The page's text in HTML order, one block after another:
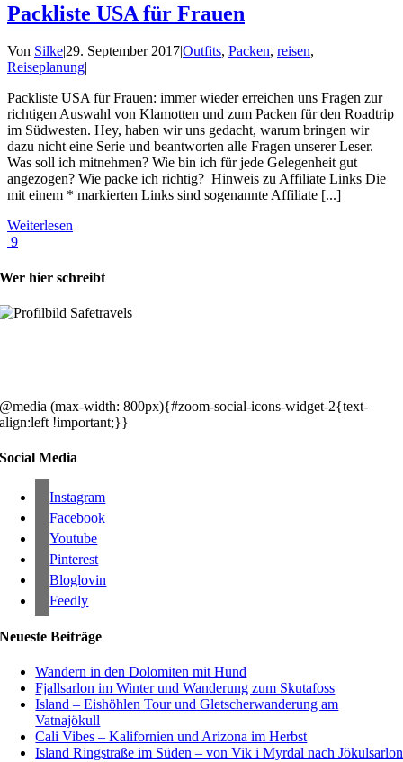
Packliste USA für Frauen
Von Silke|29. September 2017|Outfits, Packen, reisen,
Reiseplanung|
Packliste USA für Frauen: immer wieder erreichen uns Fragen zur
richtigen Auswahl von Klamotten und zum Packen für den Roadtrip
im Südwesten. Hey, haben wir uns gedacht, warum bringen wir
dazu nicht eine Serie und beantworten alle Fragen unserer Leser.
Was soll ich mitnehmen? Wie bin ich für jede Gelegenheit gut
angezogen? Wie packe ich richtig? Hinweis zu Affiliate Links Die
mit einem * markierten Links sind sogenannte Affiliate [...]
Weiterlesen
9
Wer hier schreibt
@media (max-width: 800px){#zoom-social-icons-widget-2{text-
align:left !important;}}
Social Media
Instagram
Facebook
Youtube
Pinterest
Bloglovin
Feedly
Neueste Beiträge
Wandern in den Dolomiten mit Hund
Fjallsarlon im Winter und Wanderung zum Skutafoss
Island – Eishöhlen Tour und Gletscherwanderung am
Vatnajökull
Cali Vibes – Kalifornien und Arizona im Herbst
Island Ringstraße im Süden – von Vik i Myrdal nach Jökulsarlon